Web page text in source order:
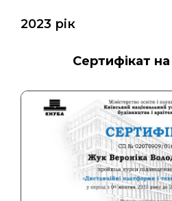
2023 рік
Сертифікат